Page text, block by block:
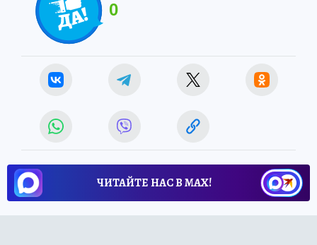
0
ЧИТАЙТЕ НАС В МАХ!